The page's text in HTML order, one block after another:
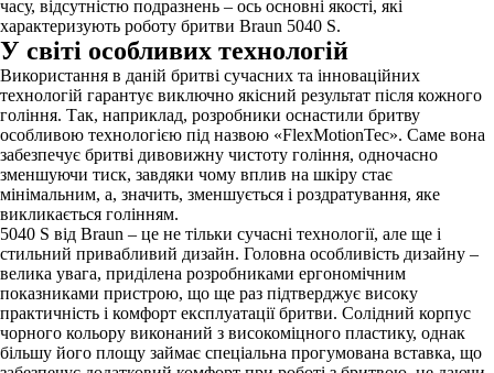
часу, відсутністю подразнень – ось основні якості, які
характеризують роботу бритви Braun 5040 S.
У світі особливих технологій
Використання в даній бритві сучасних та інноваційних
технологій гарантує виключно якісний результат після кожного
гоління. Так, наприклад, розробники оснастили бритву
особливою технологією під назвою «FlexMotionTec». Саме вона
забезпечує бритві дивовижну чистоту гоління, одночасно
зменшуючи тиск, завдяки чому вплив на шкіру стає
мінімальним, а, значить, зменшується і роздратування, яке
викликається голінням.
5040 S від Braun – це не тільки сучасні технології, але ще і
стильний привабливий дизайн. Головна особливість дизайну –
велика увага, приділена розробниками ергономічним
показниками пристрою, що ще раз підтверджує високу
практичність і комфорт експлуатації бритви. Солідний корпус
чорного кольору виконаний з високоміцного пластику, однак
більшу його площу займає спеціальна прогумована вставка, що